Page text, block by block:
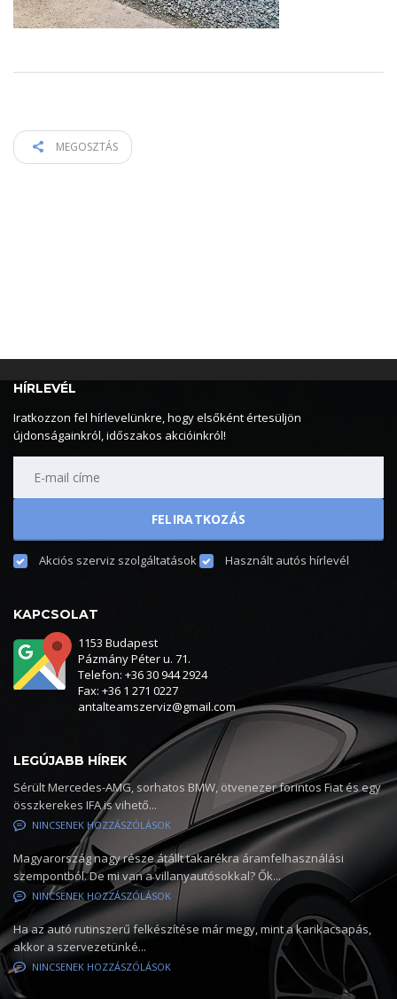
MEGOSZTÁS
HÍRLEVÉL
Iratkozzon fel hírlevelünkre, hogy elsőként értesüljön
újdonságainkról, időszakos akcióinkról!
Akciós szerviz szolgáltatások Használt autós hírlevél
KAPCSOLAT
1153 Budapest
Pázmány Péter u. 71.
Telefon: +36 30 944 2924
Fax: +36 1 271 0227
antalteamszerviz@gmail.com
LEGÚJABB HÍREK
Sérült Mercedes-AMG, sorhatos BMW, ötvenezer forintos Fiat és egy
összkerekes IFA is vihető...
NINCSENEK HOZZÁSZÓLÁSOK
Magyarország nagy része átállt takarékra áramfelhasználási
szempontból. De mi van a villanyautósokkal? Ők...
NINCSENEK HOZZÁSZÓLÁSOK
Ha az autó rutinszerű felkészítése már megy, mint a karikacsapás,
akkor a szervezetünké...
NINCSENEK HOZZÁSZÓLÁSOK